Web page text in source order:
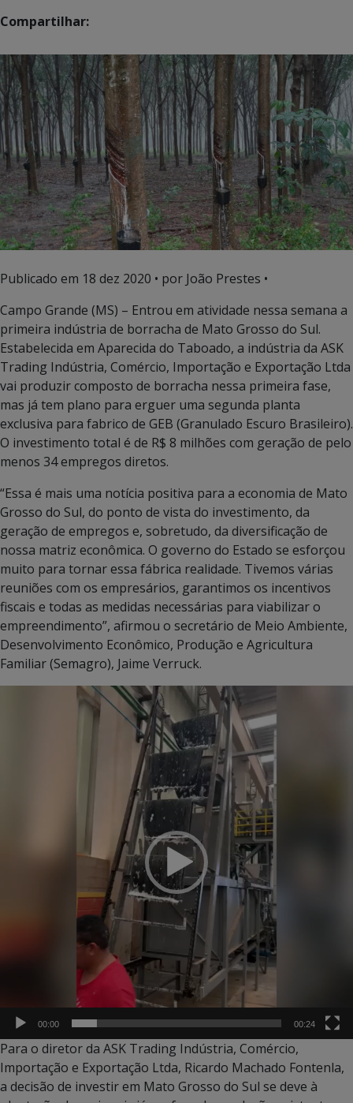
Compartilhar:
Publicado em 18 dez 2020 • por João Prestes •
Campo Grande (MS) – Entrou em atividade nessa semana a
primeira indústria de borracha de Mato Grosso do Sul.
Estabelecida em Aparecida do Taboado, a indústria da ASK
Trading Indústria, Comércio, Importação e Exportação Ltda
vai produzir composto de borracha nessa primeira fase,
mas já tem plano para erguer uma segunda planta
exclusiva para fabrico de GEB (Granulado Escuro Brasileiro).
O investimento total é de R$ 8 milhões com geração de pelo
menos 34 empregos diretos.
“Essa é mais uma notícia positiva para a economia de Mato
Grosso do Sul, do ponto de vista do investimento, da
geração de empregos e, sobretudo, da diversificação de
nossa matriz econômica. O governo do Estado se esforçou
muito para tornar essa fábrica realidade. Tivemos várias
reuniões com os empresários, garantimos os incentivos
fiscais e todas as medidas necessárias para viabilizar o
empreendimento”, afirmou o secretário de Meio Ambiente,
Desenvolvimento Econômico, Produção e Agricultura
Familiar (Semagro), Jaime Verruck.
00:00 00:24
Para o diretor da ASK Trading Indústria, Comércio,
Importação e Exportação Ltda, Ricardo Machado Fontenla,
a decisão de investir em Mato Grosso do Sul se deve à